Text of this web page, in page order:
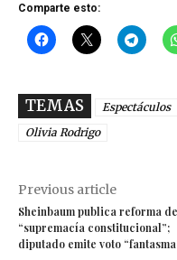
Comparte esto:
TEMAS Espectáculos
Olivia Rodrigo
Previous article
Sheinbaum publica reforma de
“supremacía constitucional”;
diputado emite voto